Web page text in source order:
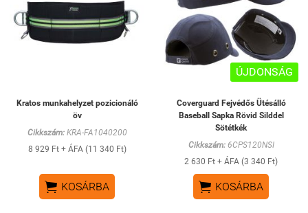
Kratos munkahelyzet pozicionáló
öv
Cikkszám:KRA-FA1040200
8 929 Ft + ÁFA (11 340 Ft)
 KOSÁRBA
ÚJDONSÁG
Coverguard Fejvédős Ütésálló
Baseball Sapka Rövid Silddel
Sötétkék
Cikkszám:6CPS120NSI
2 630 Ft + ÁFA (3 340 Ft)
 KOSÁRBA